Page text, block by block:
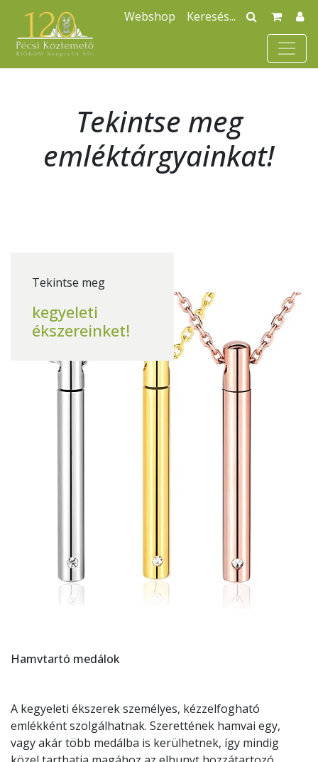
Webshop
Tekintse meg
emléktárgyainkat!
Tekintse meg
kegyeleti
ékszereinket!
Hamvtartó medálok
A kegyeleti ékszerek személyes, kézzelfogható
emlékként szolgálhatnak. Szerettének hamvai egy,
vagy akár több medálba is kerülhetnek, így mindig